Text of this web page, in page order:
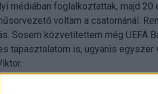
médiában foglalkoztattak, majd 20
voltam a csatornánál.
Sosem közvetítettem még UEFA
tapasztalatom is, ugyanis